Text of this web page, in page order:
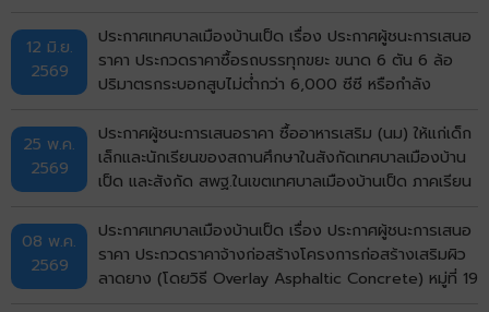
12 มิ.ย.
2569
ประกาศเทศบาลเมืองบ้านเป็ด เรื่อง ประกาศผู้ชนะการเสนอ
ราคา ประกวดราคาซื้อรถบรรทุกขยะ ขนาด 6 ตัน 6 ล้อ
ปริมาตรกระบอกสูบไม่ต่ำกว่า 6,000 ซีซี หรือกำลัง
จำนวน 5 คัน ด้วยวิธีประกวดราคาอิเล็กทรอนิกส์ (e-
bidding) ประกาศประกวดราคา
25 พ.ค.
2569
ประกาศผู้ชนะการเสนอราคา ซื้ออาหารเสริม (นม) ให้แก่เด็ก
เล็กและนักเรียนของสถานศึกษาในสังกัดเทศบาลเมืองบ้าน
เป็ด และสังกัด สพฐ.ในเขตเทศบาลเมืองบ้านเป็ด ภาคเรียน
08 พ.ค.
2569
ประกาศเทศบาลเมืองบ้านเป็ด เรื่อง ประกาศผู้ชนะการเสนอ
ราคา ประกวดราคาจ้างก่อสร้างโครงการก่อสร้างเสริมผิว
ลาดยาง (โดยวิธี Overlay Asphaltic Concrete) หมู่ที่ 19